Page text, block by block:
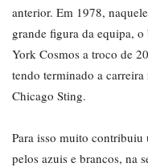
anterior. Em 1978,
grande figura da equipa,
York Cosmos a troco de
tendo terminado a
Chicago Sting.
Para isso muito contribuiu
pelos azuis e brancos, na